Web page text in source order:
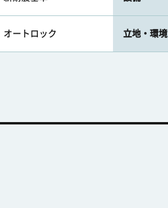
オートロック 立地・環境